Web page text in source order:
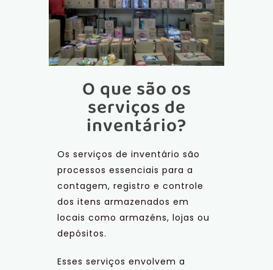
O que são os
serviços de
inventário?
Os serviços de inventário são
processos essenciais para a
contagem, registro e controle
dos itens armazenados em
locais como armazéns, lojas ou
depósitos.
Esses serviços envolvem a